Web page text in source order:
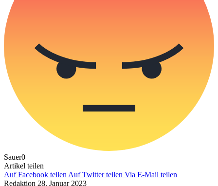
Sauer0
Artikel teilen
Auf Facebook teilen Auf Twitter teilen Via E-Mail teilen
Redaktion 28. Januar 2023